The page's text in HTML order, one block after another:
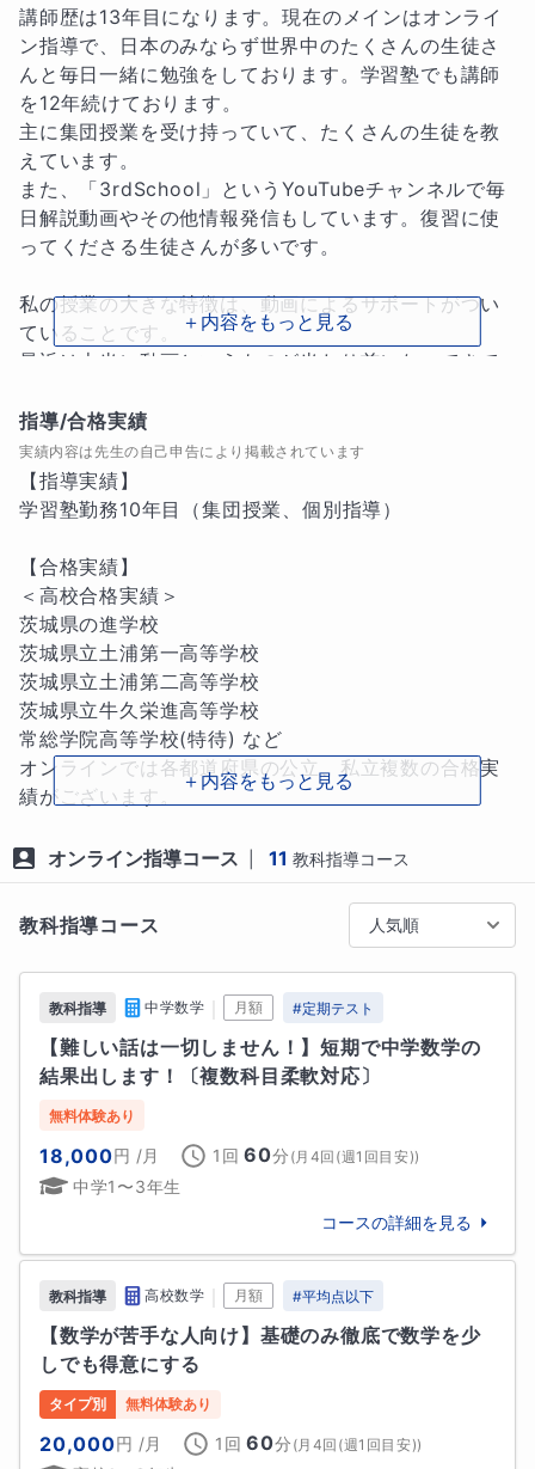
講師歴は13年目になります。現在のメインはオンライ
ン指導で、日本のみならず世界中のたくさんの生徒さ
んと毎日一緒に勉強をしております。学習塾でも講師
を12年続けております。
主に集団授業を受け持っていて、たくさんの生徒を教
えています。
また、「3rdSchool」というYouTubeチャンネルで毎
日解説動画やその他情報発信もしています。復習に使
ってくださる生徒さんが多いです。
私の授業の大きな特徴は、動画によるサポートがつい
ていることです。
最近は本当に動画というものが当たり前になってきて
生徒さんとお話ししているとかなりの生徒さんが動画
を毎日見ると言っています。
また動画で勉強しているという子も多いです。
そこで私自身も動画をフル活用しています。
の中ではなかなか時間がなくて伝えられない勉強方針
や生活面の話だったり、将来のことだったりというこ
ともトーク形式で発信しています。これは生徒さんに
向けてもそうですが、保護者の方にも私の考えをお伝
えでき、生徒さんを担当している私がどんな考えを持
っているかを随時知ることができると思っておりま
す。実際に、多くのご家庭から動画を見てチャットで
感想いただけることが多く、ありがたいことに安心し
て任せられると言っていただけています。
私の授業を検討いただいている方は、ぜひ動画で私が
どんな授業をしているのか、どういう考えを持ってい
るのかがわかるのでチャンネルを覗いていただけると
嬉しいです！(ここには貼り付けられませんが、各コー
話は変わりますが、少しだけ私の学生時代の話をさせ
ていただきます。
昔から教えられるほど勉強が得意だったかというとそ
うではありませんでした。
初めて学年順位というものが出た中学生1発目のテス
ト。決して勉強をたくさんしていたというわけではな
かったですが、なぜかわかりませんがある程度の順位
取れるだろうと謎の自信を持っていました（笑）しか
し、結果は良いものではありませんでした。世の中そ
んな甘くありません。仲良くしてた子達がみんな自分
より高い順位ですごく悔しく、そのとき誰よりもやり
込んで絶対1位を取るんだと気持ちで勉強に対するモチ
＋内容をもっと見る
指導/合格実績
実績内容は先生の自己申告により掲載されています
【指導実績】
学習塾勤務10年目（集団授業、個別指導）
【合格実績】
＜高校合格実績＞
茨城県の進学校
茨城県立土浦第一高等学校
茨城県立土浦第二高等学校
茨城県立牛久栄進高等学校
常総学院高等学校(特待) など
オンラインでは各都道府県の公立、私立複数の合格実
績がございます。
＜大学合格実績＞
名古屋市立大学 医学部　1名
東京女子医科大学 医学部　1名
国際医療福祉大学 医学部、看護、放射　5名
杏林大学医学部　　　　　　 1名
茨城県立医療大学 複数学部　8名
茨城大学 農学部・工学部など　5名
法政大学 生命科学部応用植物学科　1名
神戸学院大学 薬学部　1名(薬学部は他多数合格実績あ
東京理科大学 理学部化学科　1名
九州大学
早稲田大学
中央大学
法政大学　など
大学
難関国公立大学
九州大学
難関私立大学
青山学院大学
中央大学
＋内容をもっと見る
オンライン指導コース 11 教科指導コース
教科指導コース 人気順
教科指導 中学数学 月額 #定期テスト
【難しい話は一切しません！】短期で中学数学の
結果出します！〔複数科目柔軟対応〕
無料体験あり
18,000円 /月 1回 60分 ( 月4回(週1回目安))
中学1〜3年生
コースの詳細を見る
教科指導 高校数学 月額 #平均点以下
【数学が苦手な人向け】基礎のみ徹底で数学を少
しでも得意にする
タイプ別 無料体験あり
20,000円 /月 1回 60分 ( 月4回(週1回目安))